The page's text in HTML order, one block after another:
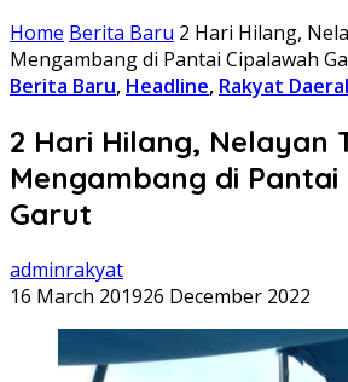
Home Berita Baru 2 Hari Hilang,
Mengambang di Pantai Cipalawah
Berita Baru, Headline, Rakyat
2 Hari Hilang, Nelayan
Mengambang di Pantai
Garut
adminrakyat
16 March 201926 December 2022